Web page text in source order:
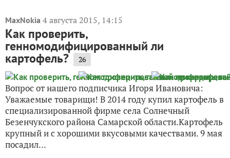
MaxNokia 4 августа 2015, 14:15
Как проверить,
генномодифицированный ли
картофель? 26
Вопрос от нашего подписчика Игоря Ивановича:
Уважаемые товарищи! В 2014 году купил картофель в
специализированной фирме села Солнечный
Безенчукского района Самарской области.Картофель
крупный и с хорошими вкусовыми качествами. 9 мая
посадил...